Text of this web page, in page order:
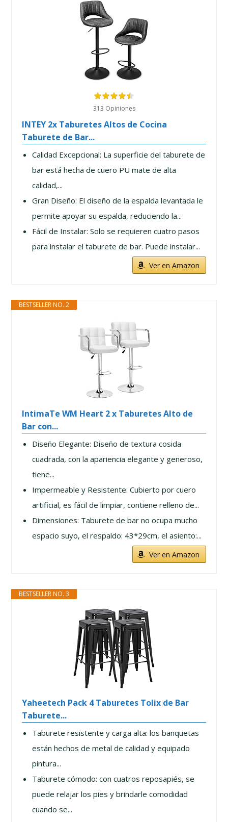
313 Opiniones
INTEY 2x Taburetes Altos de Cocina
Taburete de Bar...
Calidad Excepcional: La superficie del taburete de
bar está hecha de cuero PU mate de alta
calidad,...
Gran Diseño: El diseño de la espalda levantada le
permite apoyar su espalda, reduciendo la...
Fácil de Instalar: Solo se requieren cuatro pasos
para instalar el taburete de bar. Puede instalar...
Ver en Amazon
BESTSELLER NO. 2
IntimaTe WM Heart 2 x Taburetes Alto de
Bar con...
Diseño Elegante: Diseño de textura cosida
cuadrada, con la apariencia elegante y generoso,
tiene...
Impermeable y Resistente: Cubierto por cuero
artificial, es fácil de limpiar, contiene relleno de...
Dimensiones: Taburete de bar no ocupa mucho
espacio suyo, el respaldo: 43*29cm, el asiento:...
Ver en Amazon
BESTSELLER NO. 3
Yaheetech Pack 4 Taburetes Tolix de Bar
Taburete...
Taburete resistente y carga alta: los banquetas
están hechos de metal de calidad y equipado
pintura...
Taburete cómodo: con cuatros reposapiés, se
puede relajar los pies y brindarle comodidad
cuando se...